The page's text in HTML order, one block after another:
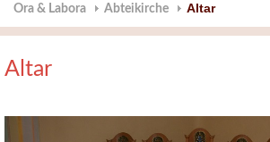
Ora & Labora Abteikirche Altar
Altar